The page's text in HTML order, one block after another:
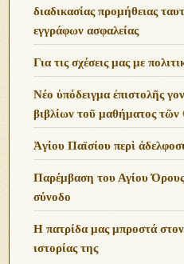
διαδικασίας προμήθειας
εγγράφων ασφαλείας
Για τις σχέσεις μας με
Νέο ὑπόδειγμα ἐπιστολῆς
βιβλίων τοῦ μαθήματος
Ἁγίου Παϊσίου περὶ
Παρέμβαση του Αγίου
σύνοδο
Η πατρίδα μας μπροστά
ιστορίας της